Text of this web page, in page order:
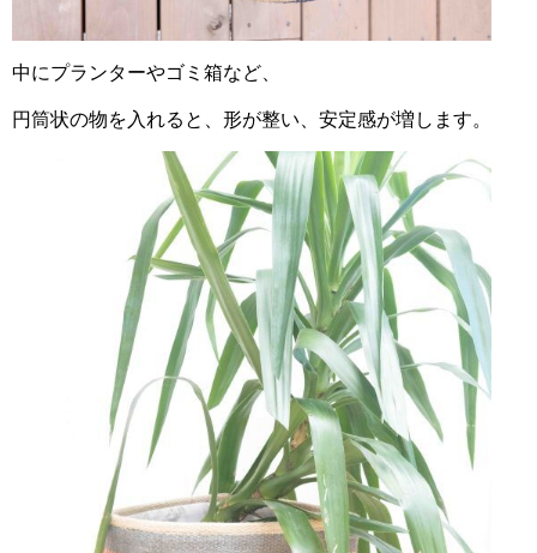
中にプランターやゴミ箱など、
円筒状の物を入れると、形が整い、安定感が増します。